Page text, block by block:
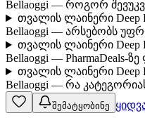
Bellaoggi — როგორ
თვალის ლაინერი Deep
Bellaoggi — არსებობს
თვალის ლაინერი Deep
Bellaoggi — PharmaDeals-
თვალის ლაინერი Deep
Bellaoggi — რა
შემატყობინე